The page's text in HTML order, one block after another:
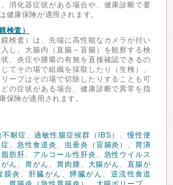
消化器症状がある場合や、健康診断で要
健康保険が適用されます。
検査）
検査）は、先端に高性能なカメラが付い
し、大腸内（直腸～盲腸）を観察する検
、炎症や腫瘍の有無を直接確認できるの
てその場で組織を採取したり（生検）、
ープはその場で切除したりすることも可
の症状がある場合、健康診断で異常を指
保険が適用されます。
不耐症、過敏性腸症候群（IBS） 、慢性便
、 急性食道炎 、 虫垂炎（盲腸炎） 、 胃潰
脂肪肝、 アルコール性肝炎 、 急性ウイルス
ん 、 胃がん 、 胃肉腫、 大腸がん 、直腸が
膜炎 、 肝臓がん 、 膵臓がん 、 逆流性食道